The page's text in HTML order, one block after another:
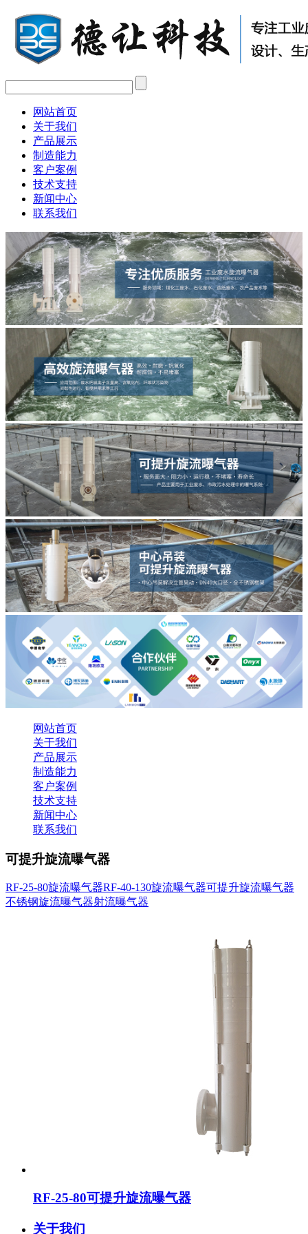
网站首页
关于我们
产品展示
制造能力
客户案例
技术支持
新闻中心
联系我们
网站首页
关于我们
产品展示
制造能力
客户案例
技术支持
新闻中心
联系我们
可提升旋流曝气器
RF-25-80旋流曝气器RF-40-130旋流曝气器可提升旋流曝气器
不锈钢旋流曝气器射流曝气器
RF-25-80可提升旋流曝气器
关于我们